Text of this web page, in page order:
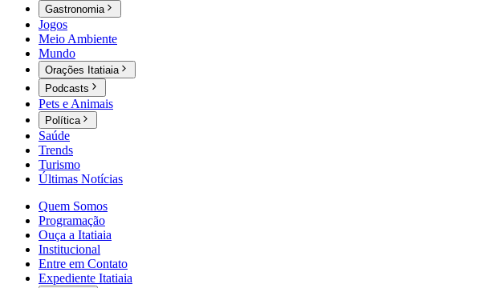
Gastronomia
Jogos
Meio Ambiente
Mundo
Orações Itatiaia
Podcasts
Pets e Animais
Política
Saúde
Trends
Turismo
Últimas Notícias
Quem Somos
Programação
Ouça a Itatiaia
Institucional
Entre em Contato
Expediente Itatiaia